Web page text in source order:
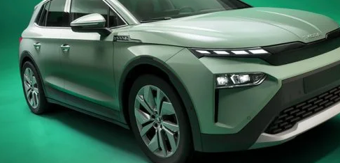
26/12/2023
BYD Dolphin: Όταν το
ηλεκτρικό είναι φθηνότερο
από το συμβατικό
21/08/2024